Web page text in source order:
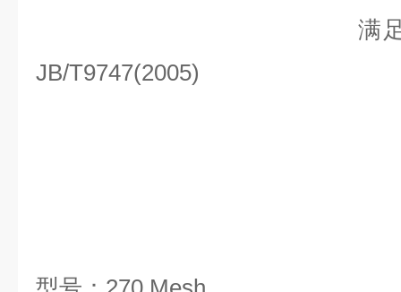
满足中国QC/
JB/T9747(2005)